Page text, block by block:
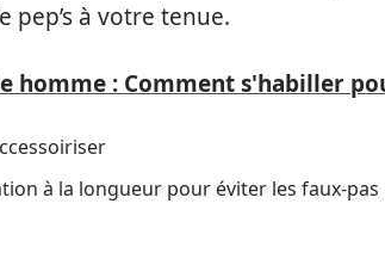
à votre tenue.
homme : Comment s'habiller
à la longueur pour éviter les faux-pas